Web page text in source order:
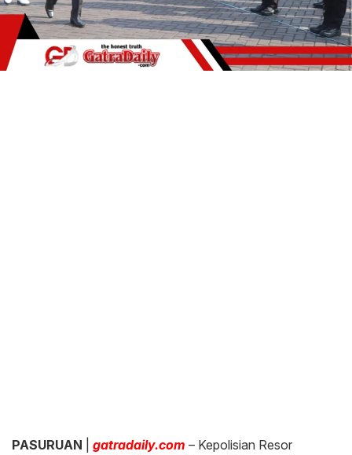
PASURUAN gatradaily.com – Kepolisian Resor